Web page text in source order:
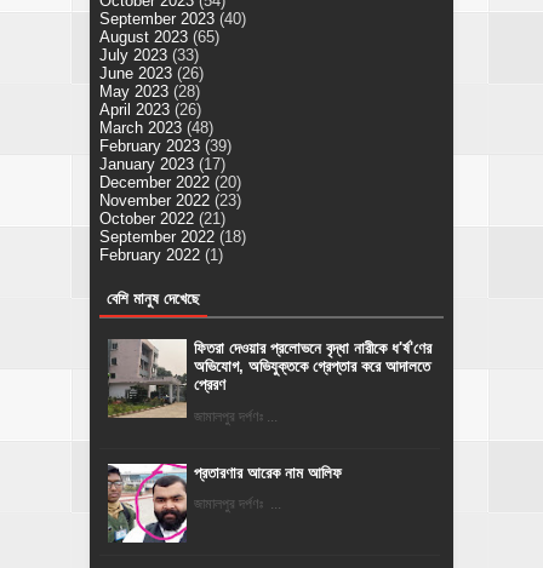
September 2023 (40)
August 2023 (65)
July 2023 (33)
June 2023 (26)
May 2023 (28)
April 2023 (26)
March 2023 (48)
February 2023 (39)
January 2023 (17)
December 2022 (20)
November 2022 (23)
October 2022 (21)
September 2022 (18)
February 2022 (1)
বেশি মানুষ দেখেছে
ফিতরা দেওয়ার প্রলোভনে বৃদ্ধা নারীকে ধ'র্ষ'ণের
অভিযোগ, অভিযুক্তকে গ্রেপ্তার করে আদালতে
প্রেরণ
জামালপুর দর্পণঃ ...
প্রতারণার আরেক নাম আলিফ
জামালপুর দর্পণঃ ...